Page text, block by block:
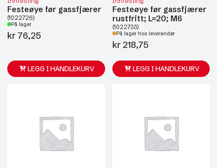
Festeøye før gassfjærer
(1022726)
På lager
kr 76,25
LEGG I HANDLEKURV
Festeøye før gassfjærer
rustfritt; L=20; M6
(1022733)
På lager hos leverandør
kr218,75
LEGG I HANDLEKURV